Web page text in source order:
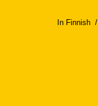
In Finnish /